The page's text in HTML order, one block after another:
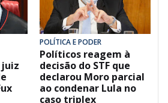
POLÍTICA E PODER
Políticos reagem à
decisão do STF que
declarou Moro parcial
ao condenar Lula no
caso triplex